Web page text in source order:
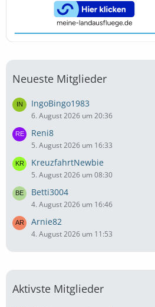
Neueste Mitglieder
IngoBingo1983
6. August 2026 um 20:36
Reni8
5. August 2026 um 16:33
KreuzfahrtNewbie
5. August 2026 um 08:30
Betti3004
4. August 2026 um 16:46
Arnie82
4. August 2026 um 11:53
Aktivste Mitglieder